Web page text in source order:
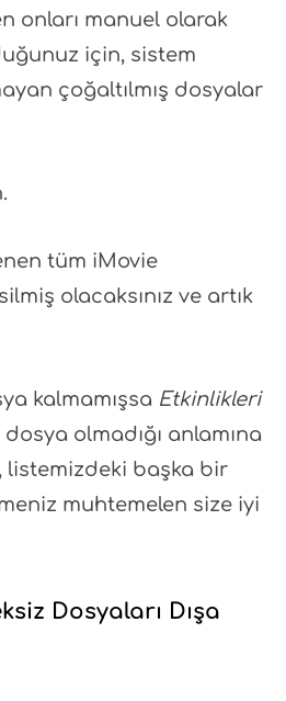
onları manuel olarak
için, sistem
çoğaltılmış dosyalar
tüm iMovie
olacaksınız ve artık
kalmamışsa Etkinlikleri
olmadığı anlamına
listemizdeki başka bir
muhtemelen size iyi
Dosyaları Dışa